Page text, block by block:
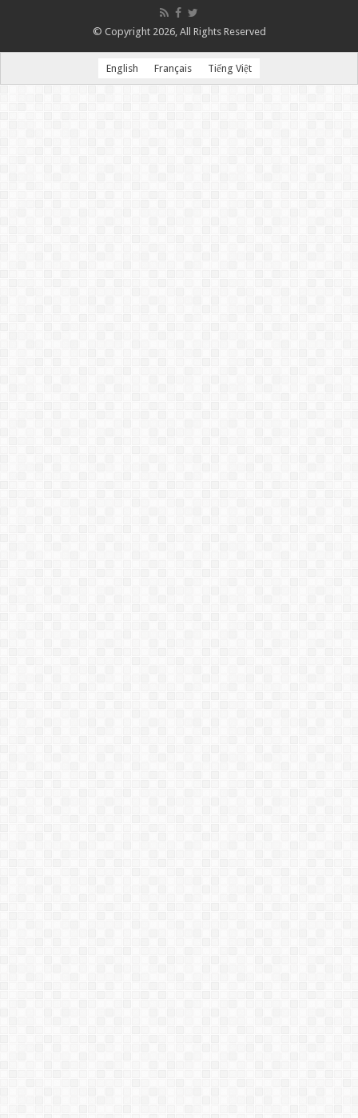
© Copyright 2026, All Rights Reserved
English Français Tiếng Việt